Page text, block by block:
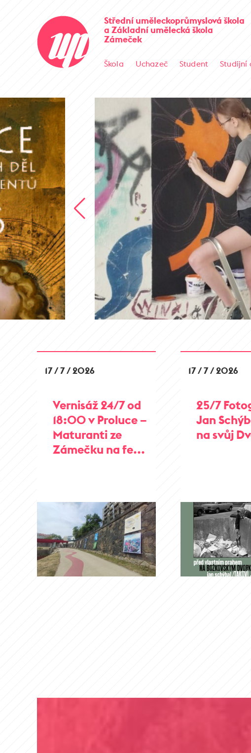
Střední uměleckoprůmyslová škola
a Základní umělecká škola
Zámeček
Škola Uchazeč Student Studijní
17 / 7 / 2026
Vernisáž 24/7 od
18:00 v Proluce –
Maturanti ze
Zámečku na fe...
17 / 7 / 2026
25/7
Jan
na svůj